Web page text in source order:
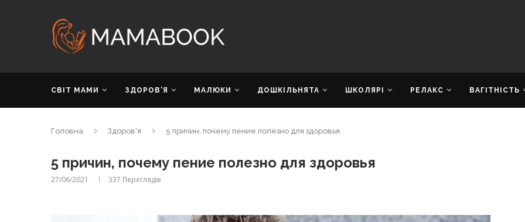
СВІТ МАМИ ЗДОРОВ’Я МАЛЮКИ ДОШКІЛЬНЯТА ШКОЛЯРІ РЕЛАКС ВАГІТНІСТЬ
Головна Здоров'я 5 причин, почему пение полезно для здоровья
5 причин, почему пение полезно для здоровья
27/06/2021 337 Переглядів